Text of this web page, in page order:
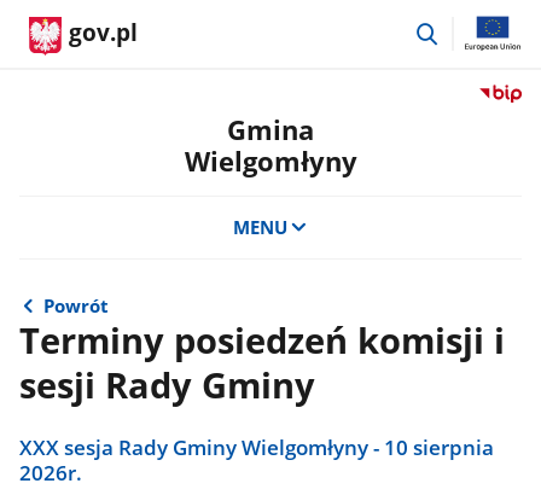
gov.pl
przejdź
Przejdź
Gmina
Wielgomłyny
MENU
Powrót
Terminy posiedzeń komisji i
sesji Rady Gminy
XXX sesja Rady Gminy Wielgomłyny - 10 sierpnia
2026r.